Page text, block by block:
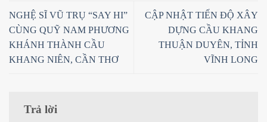
NGHỆ SĨ VŨ TRỤ “SAY HI”
CÙNG QUỸ NAM PHƯƠNG
KHÁNH THÀNH CẦU
KHANG NIÊN, CẦN THƠ
CẬP NHẬT TIẾN ĐỘ XÂY
DỰNG CẦU KHANG
THUẬN DUYÊN, TỈNH
VĨNH LONG
Trả lời